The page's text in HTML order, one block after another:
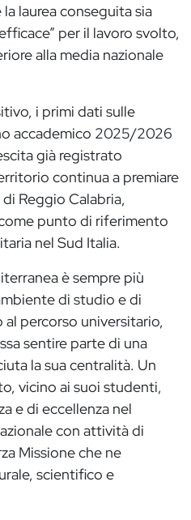
laurea conseguita sia
per il lavoro svolto,
alla media nazionale
i primi dati sulle
accademico 2025/2026
già registrato
continua a premiare
Reggio Calabria,
punto di riferimento
nel Sud Italia.
è sempre più
di studio e di
percorso universitario,
sentire parte di una
la sua centralità. Un
vicino ai suoi studenti,
e di eccellenza nel
con attività di
Missione che ne
scientifico e